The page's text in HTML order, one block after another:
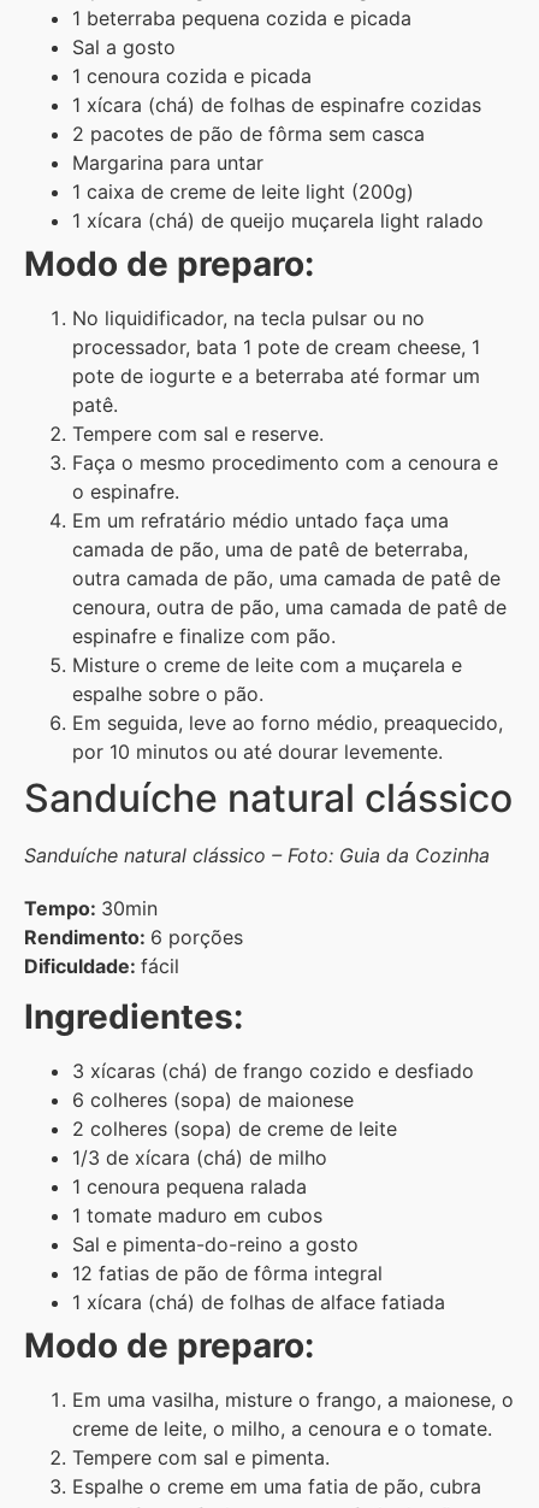
1 beterraba pequena cozida e picada
Sal a gosto
1 cenoura cozida e picada
1 xícara (chá) de folhas de espinafre cozidas
2 pacotes de pão de fôrma sem casca
Margarina para untar
1 caixa de creme de leite light (200g)
1 xícara (chá) de queijo muçarela light ralado
Modo de preparo:
No liquidificador, na tecla pulsar ou no
processador, bata 1 pote de cream cheese, 1
pote de iogurte e a beterraba até formar um
patê.
Tempere com sal e reserve.
Faça o mesmo procedimento com a cenoura e
o espinafre.
Em um refratário médio untado faça uma
camada de pão, uma de patê de beterraba,
outra camada de pão, uma camada de patê de
cenoura, outra de pão, uma camada de patê de
espinafre e finalize com pão.
Misture o creme de leite com a muçarela e
espalhe sobre o pão.
Em seguida, leve ao forno médio, preaquecido,
por 10 minutos ou até dourar levemente.
Sanduíche natural clássico
Sanduíche natural clássico – Foto: Guia da Cozinha
Tempo: 30min
Rendimento: 6 porções
Dificuldade: fácil
Ingredientes:
3 xícaras (chá) de frango cozido e desfiado
6 colheres (sopa) de maionese
2 colheres (sopa) de creme de leite
1/3 de xícara (chá) de milho
1 cenoura pequena ralada
1 tomate maduro em cubos
Sal e pimenta-do-reino a gosto
12 fatias de pão de fôrma integral
1 xícara (chá) de folhas de alface fatiada
Modo de preparo:
Em uma vasilha, misture o frango, a maionese, o
creme de leite, o milho, a cenoura e o tomate.
Tempere com sal e pimenta.
Espalhe o creme em uma fatia de pão, cubra